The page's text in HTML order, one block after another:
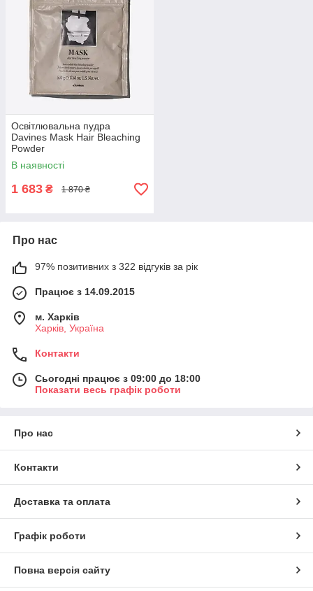
Освітлювальна пудра
Davines Mask Hair Bleaching
Powder
В наявності
1 683 ₴ 1 870 ₴
Про нас
97% позитивних з 322 відгуків за рік
Працює з 14.09.2015
м. Харків
Харків, Україна
Контакти
Сьогодні працює з 09:00 до 18:00
Показати весь графік роботи
Про нас
Контакти
Доставка та оплата
Графік роботи
Повна версія сайту